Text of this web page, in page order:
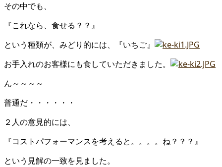
その中でも、
『これなら、食せる？？』
という種類が、みどり的には、『いちご』
お手入れのお客様にも食していただきました。
ん～～～～
普通だ・・・・・・
２人の意見的には、
『コストパフォーマンスを考えると。。。。ね？？？』
という見解の一致を見ました。